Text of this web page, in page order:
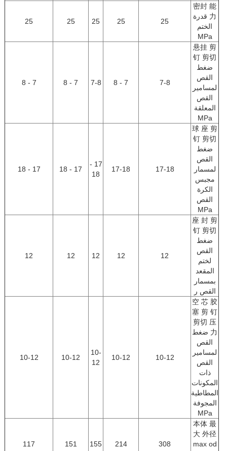
密封 能
力 قدرة
الختم
MPa
25
25
25
25
25
悬挂 剪
钉 剪切
ضغط
القص
لمسامير
القص
المعلقة
MPa
7-8
7-8
7 - 8
球 座 剪
钉 剪切
ضغط
القص
لمسمار
مجبس
الكرة
القص
MPa
17-18
17-18
17 -
18
17 - 18
17 - 18
座 封 剪
钉 剪切
ضغط
القص
لختم
المقعد
بمسمار
القص ر
12
12
12
12
12
空 芯 胶
塞 剪 钉
剪切 压
力 ضغط
القص
لمسامير
القص
ذات
المكونات
المطاطية
المجوفة
MPa
10-12
10-12
10-
12
10-12
10-12
本体 最
大 外径
max od
308
214
155
151
117